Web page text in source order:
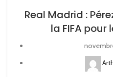
Real Madrid :
la FIFA pour